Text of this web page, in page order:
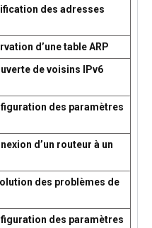
des adresses
d’une table ARP
de voisins IPv6
des paramètres
d’un routeur à un
des problèmes de
des paramètres